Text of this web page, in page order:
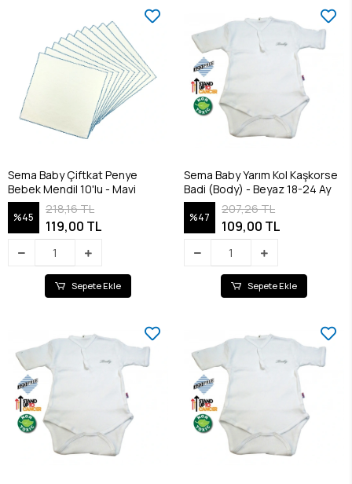
Sema Baby Çiftkat Penye
Bebek Mendil 10'lu - Mavi
%45
218,16 TL
119,00 TL
Sepete Ekle
Sema Baby Yarım Kol Kaşkorse
Badi (Body) - Beyaz 18-24 Ay
%47
207,26 TL
109,00 TL
Sepete Ekle